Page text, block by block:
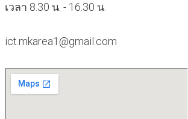
เวลา 8.30 น. - 16.30 น.
ict.mkarea1@gmail.com